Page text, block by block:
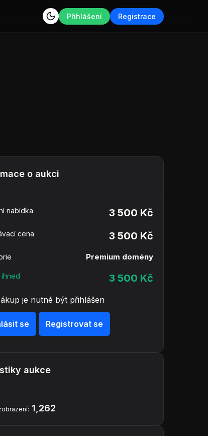
Přihlášení Registrace
o aukci
nabídka 3 500 Kč
cena 3 500 Kč
Premium domény
ihned 3 500 Kč
je nutné být přihlášen
se Registrovat se
aukce
1,262